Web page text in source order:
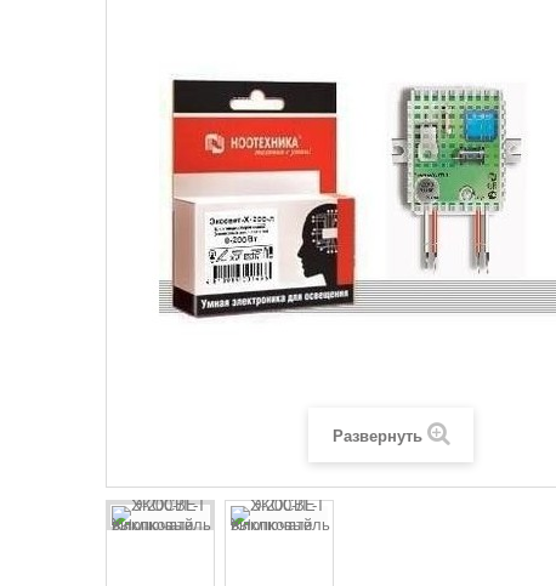
Развернуть